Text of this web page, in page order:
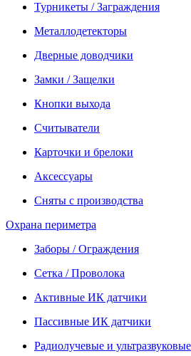
Турникеты / Заграждения
Металлодетекторы
Дверные доводчики
Замки / Защелки
Кнопки выхода
Считыватели
Карточки и брелоки
Аксессуары
Сняты с производства
Охрана периметра
Заборы / Ограждения
Сетка / Проволока
Активные ИК датчики
Пассивные ИК датчики
Радиолучевые и